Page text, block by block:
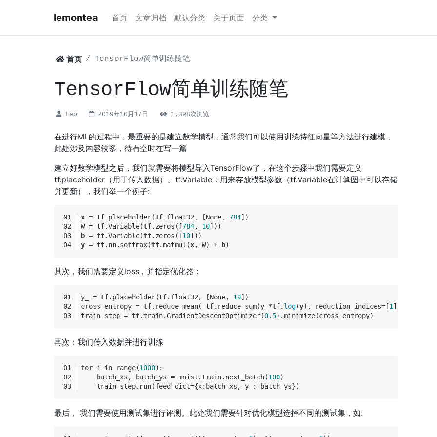
lemontea 首页 文章归档 默认分类 关于页面 分类
首页 TensorFlow简单训练随笔
TensorFlow简单训练随笔
Leo 2019年10月17日 1,398次浏览
在进行ML的过程中，最重要的是建立数学模型，通常我们可以使用训练特征向量等方法进行建模，
此处涉及内容较多，待有空时在写一篇
建立好数学模型之后，我们就需要将模型导入TensorFlow了，在这个步骤中我们需要定义
tf.placeholder（用于传入数据）、tf.Variable：用来存放模型参数（tf.Variable在计算图中可以存储
并更新），我们举一个例子:
x = tf.placeholder(tf.float32, [None, 784])
W = tf.Variable(tf.zeros([784, 10]))
b = tf.Variable(tf.zeros([10]))
y = tf. nn.softmax(tf.matmul(x, W) + b)
其次，我们需要定义loss，并指定优化器 :
y_ = tf.placeholder(tf.float32, [None, 10])
cross_entropy = tf.reduce_mean(-tf.reduce_sum(y_*tf. log(y), reduction_indices=[1 ]))
train_step = tf.train.GradientDescentOptimizer(0.5).minimize(cross_entropy)
再次：我们传入数据并进行训练
for i in range(1000):
    batch_xs, batch_ys = mnist.train.next_batch(
100)
    train_step.
run(feed_dict={x:batch_xs, y_: batch_ys})
最后， 我们需要使用测试集进行评测。此处我们需要针对优化模型选择不同的测试集，如: